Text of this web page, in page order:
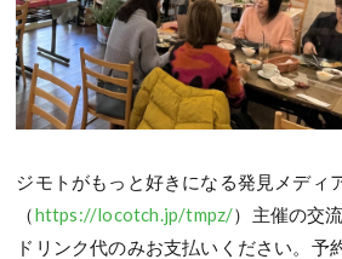
ジモトがもっと好きになる発見メディ
（https://locotch.jp/tmpz/）主催の交
ドリンク代のみお支払いください。予